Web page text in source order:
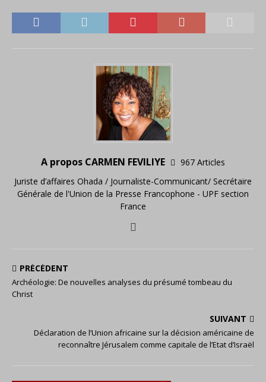
A propos CARMEN FEVILIYE
967 Articles
Juriste d’affaires Ohada / Journaliste-Communicant/ Secrétaire
Générale de l'Union de la Presse Francophone - UPF section
France
PRÉCÉDENT
Archéologie: De nouvelles analyses du présumé tombeau du
Christ
SUIVANT
Déclaration de l’Union africaine sur la décision américaine de
reconnaître Jérusalem comme capitale de l’Etat d’Israël